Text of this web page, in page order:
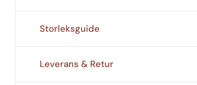
Storleksguide
Leverans & Retur